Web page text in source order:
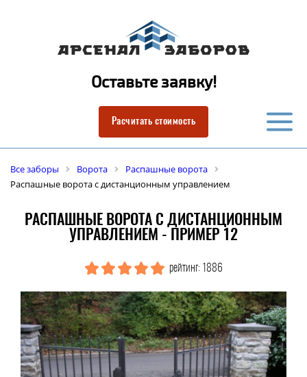
Оставьте заявку!
Расчитать стоимость
Все заборы Ворота
Распашные ворота
Распашные ворота с дистанционным управлением
РАСПАШНЫЕ ВОРОТА С ДИСТАНЦИОННЫМ
УПРАВЛЕНИЕМ - ПРИМЕР 12
рейтинг: 1886